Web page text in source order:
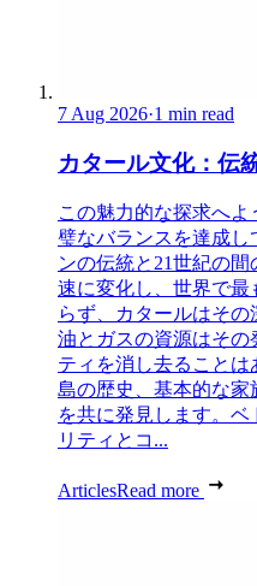
7 Aug 2026·1 min read
カタール文化：伝
この魅力的な探求へ
璧なバランスを達成
ンの伝統と21世紀の
速に変化し、世界で
らず、カタールはそ
油とガスの資源はそ
ティを消し去ること
島の歴史、基本的な
を共に発見します。
リティとコ...
ArticlesRead more